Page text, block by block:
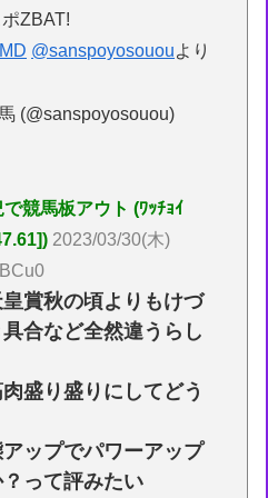
ZBAT!
@sanspoyosououより
(@sanspoyosouou)
競馬板アウト (ﾜｯﾁｮｲ
2023/03/30(木)
賞秋の頃よりもけづ
合など全然違うらし
盛り盛りにしてどう
ップでパワーアップ
って評みたい